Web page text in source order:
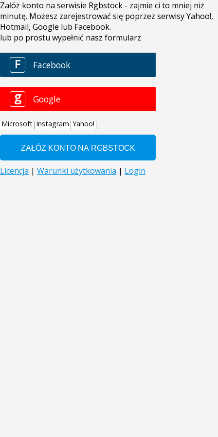
Załóż konto na serwisie Rgbstock - zajmie ci to mniej niż
minutę. Możesz zarejestrować się poprzez serwisy Yahoo!,
Hotmail, Google lub Facebook.
lub po prostu wypełnić nasz formularz
F Facebook
g Google
Microsoft Instagram Yahoo!
Licencja | Warunki użytkowania | Login